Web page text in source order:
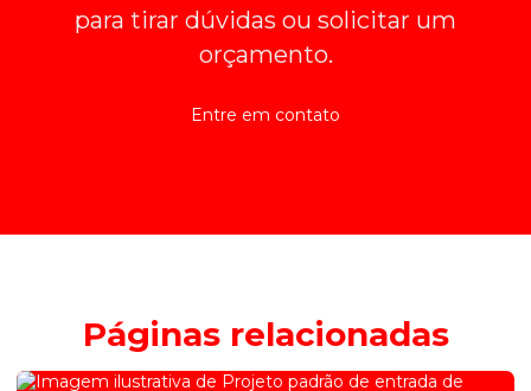
para tirar dúvidas ou solicitar um
orçamento.
Entre em contato
Páginas relacionadas